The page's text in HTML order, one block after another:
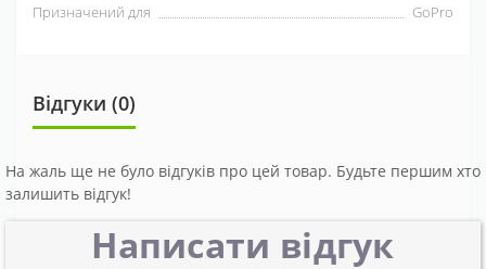
Призначений для
GoPro
Відгуки (0)
На жаль ще не було відгуків про цей товар. Будьте першим хто
залишить відгук!
Написати відгук